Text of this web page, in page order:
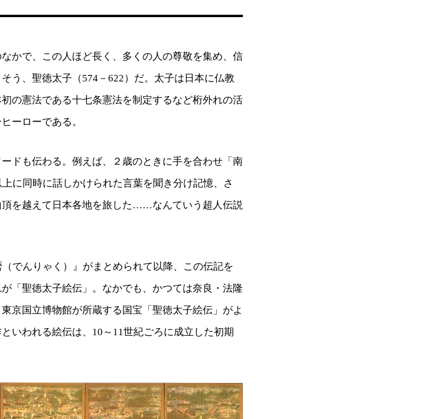
かで、この人ほど長く、多くの人の尊敬を集め、信
う、聖徳太子（574－622）だ。太子は日本に仏教
の憲法である十七条憲法を制定するなど桁外れの活
ーローである。
ドも伝わる。例えば、２歳のときに手を合わせ「南
に同時に話しかけられた言葉を聞き分け記憶、さ
頂を越えて日本各地を旅した……なんていう超人伝説
でんりゃく）』がまとめられて以降、この伝記を
「聖徳太子絵伝」。なかでも、かつては奈良・法隆
京国立博物館が所蔵する国宝「聖徳太子絵伝」がよ
いわれる絵伝は、10～11世紀ごろに成立した初期